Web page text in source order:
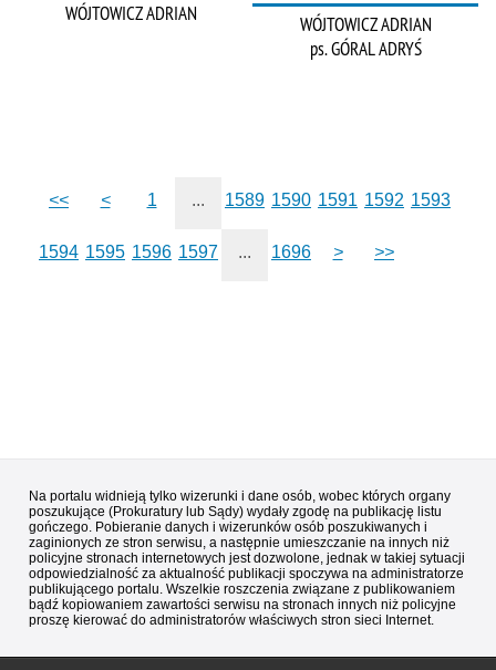
WÓJTOWICZ ADRIAN
WÓJTOWICZ ADRIAN
ps. GÓRAL ADRYŚ
<< < 1 ... 1589 1590 1591 1592 1593
1594 1595 1596 1597 ... 1696 > >>
Na portalu widnieją tylko wizerunki i dane osób, wobec których organy
poszukujące (Prokuratury lub Sądy) wydały zgodę na publikację listu
gończego. Pobieranie danych i wizerunków osób poszukiwanych i
zaginionych ze stron serwisu, a następnie umieszczanie na innych niż
policyjne stronach internetowych jest dozwolone, jednak w takiej sytuacji
odpowiedzialność za aktualność publikacji spoczywa na administratorze
publikującego portalu. Wszelkie roszczenia związane z publikowaniem
bądź kopiowaniem zawartości serwisu na stronach innych niż policyjne
proszę kierować do administratorów właściwych stron sieci Internet.